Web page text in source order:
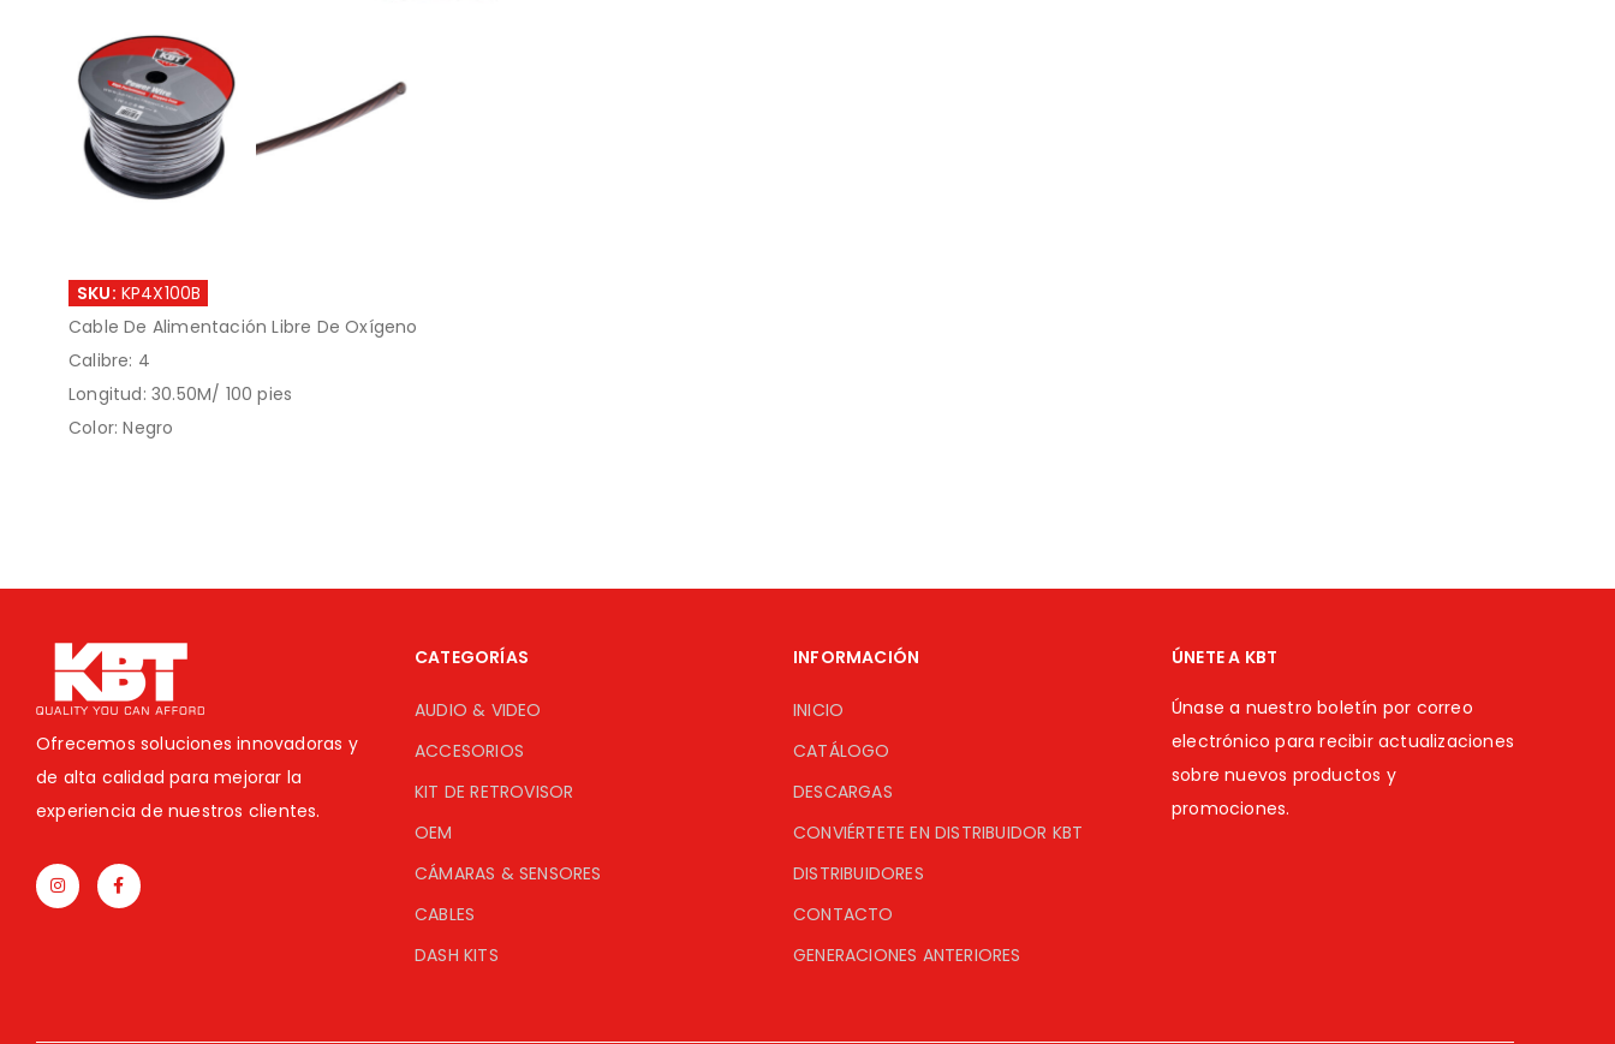
SKU: KP4X100B
Cable De Alimentación Libre De Oxígeno
Calibre: 4
Longitud: 30.50M/ 100 pies
Color: Negro
Ofrecemos soluciones innovadoras y
de alta calidad para mejorar la
experiencia de nuestros clientes.
CATEGORÍAS
AUDIO & VIDEO
ACCESORIOS
KIT DE RETROVISOR
OEM
CÁMARAS & SENSORES
CABLES
DASH KITS
INFORMACIÓN
INICIO
CATÁLOGO
DESCARGAS
CONVIÉRTETE EN DISTRIBUIDOR KBT
DISTRIBUIDORES
CONTACTO
GENERACIONES ANTERIORES
ÚNETE A KBT
Únase a nuestro boletín por correo
electrónico para recibir actualizaciones
sobre nuevos productos y
promociones.